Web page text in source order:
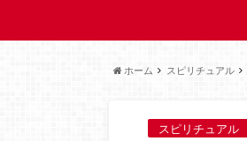
ホーム スピリチュアル
スピリチュアル